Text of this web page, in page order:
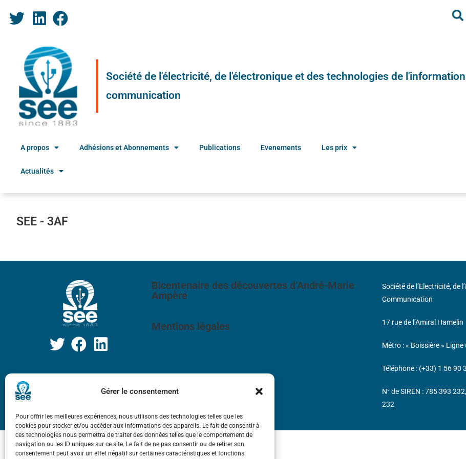
Gérer le consentement
Pour offrir les meilleures expériences, nous utilisons des technologies telles que les
cookies pour stocker et/ou accéder aux informations des appareils. Le fait de consentir à
ces technologies nous permettra de traiter des données telles que le comportement de
navigation ou les ID uniques sur ce site. Le fait de ne pas consentir ou de retirer son
consentement peut avoir un effet négatif sur certaines caractéristiques et fonctions.
Société de l'électricité, de l'électronique et des technologies de
communication
A propos Adhésions et Abonnements Publications Evenements Les prix
Actualités
SEE - 3AF
Bicentenaire des découvertes d’André-Marie
Ampère
Mentions légales
Société de l’Electricité, de
Communication
17 rue de l’Amiral Hamelin
Métro : « Boissière » Ligne
Téléphone : (+33) 1 56 90
N° de SIREN : 785 393
232